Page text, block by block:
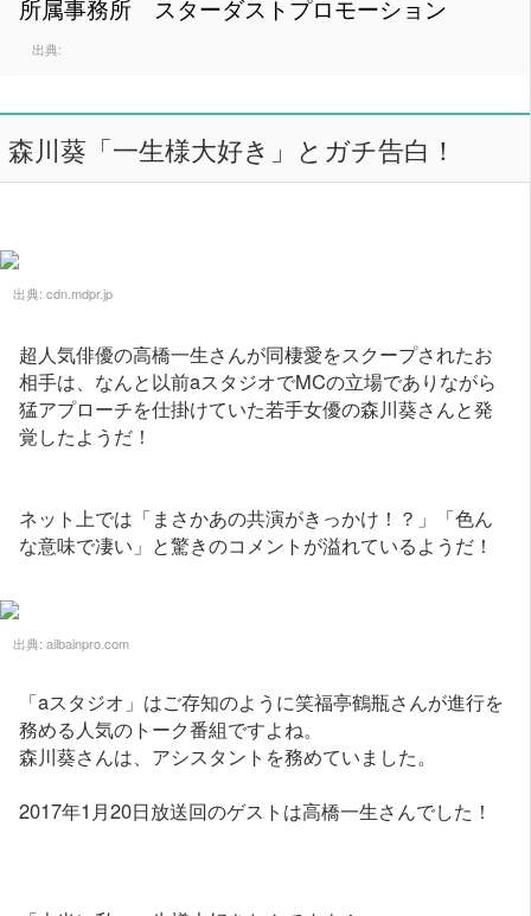
所属事務所 スターダストプロモーション
出典:
森川葵「一生様大好き」とガチ告白！
出典: cdn.mdpr.jp
超人気俳優の高橋一生さんが同棲愛をスクープされたお
相手は、なんと以前aスタジオでMCの立場でありながら
猛アプローチを仕掛けていた若手女優の森川葵さんと発
覚したようだ！
ネット上では「まさかあの共演がきっかけ！？」「色ん
な意味で凄い」と驚きのコメントが溢れているようだ！
出典: ailbainpro.com
「aスタジオ」はご存知のように笑福亭鶴瓶さんが進行を
務める人気のトーク番組ですよね。
森川葵さんは、アシスタントを務めていました。
2017年1月20日放送回のゲストは高橋一生さんでした！